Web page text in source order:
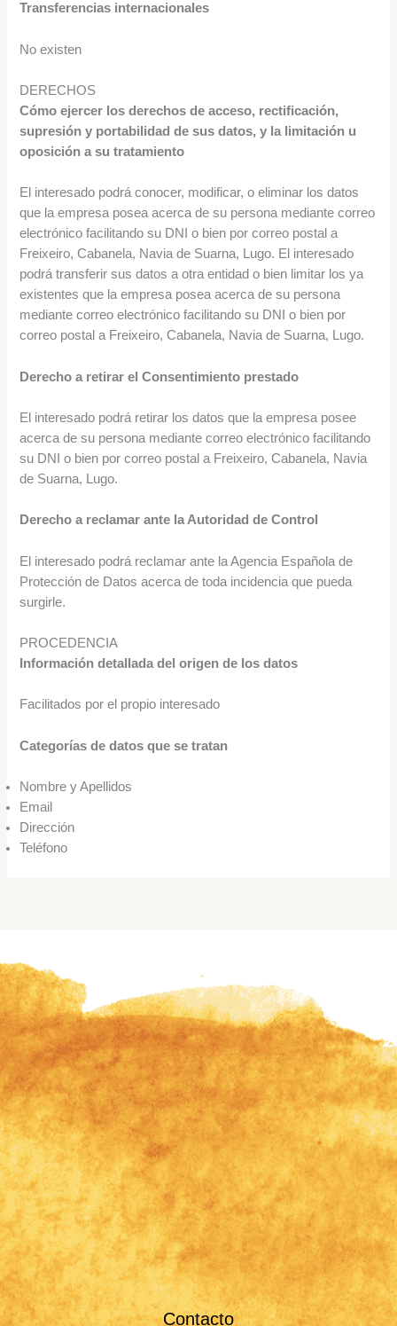
Transferencias internacionales
No existen
DERECHOS
Cómo ejercer los derechos de acceso, rectificación,
supresión y portabilidad de sus datos, y la limitación u
oposición a su tratamiento
El interesado podrá conocer, modificar, o eliminar los datos
que la empresa posea acerca de su persona mediante correo
electrónico facilitando su DNI o bien por correo postal a
Freixeiro, Cabanela, Navia de Suarna, Lugo. El interesado
podrá transferir sus datos a otra entidad o bien limitar los ya
existentes que la empresa posea acerca de su persona
mediante correo electrónico facilitando su DNI o bien por
correo postal a Freixeiro, Cabanela, Navia de Suarna, Lugo.
Derecho a retirar el Consentimiento prestado
El interesado podrá retirar los datos que la empresa posee
acerca de su persona mediante correo electrónico facilitando
su DNI o bien por correo postal a Freixeiro, Cabanela, Navia
de Suarna, Lugo.
Derecho a reclamar ante la Autoridad de Control
El interesado podrá reclamar ante la Agencia Española de
Protección de Datos acerca de toda incidencia que pueda
surgirle.
PROCEDENCIA
Información detallada del origen de los datos
Facilitados por el propio interesado
Categorías de datos que se tratan
Nombre y Apellidos
Email
Dirección
Teléfono
Contacto